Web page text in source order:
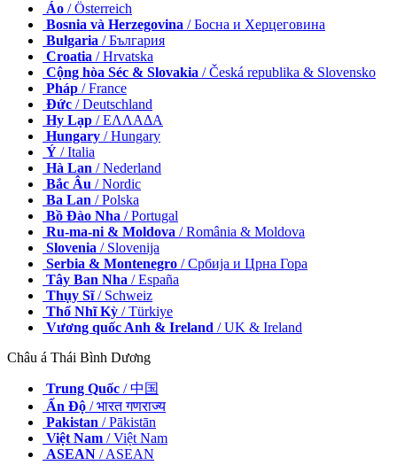
Áo / Österreich
Bosnia và Herzegovina / Босна и Херцеговина
Bulgaria / България
Croatia / Hrvatska
Cộng hòa Séc & Slovakia / Česká republika & Slovensko
Pháp / France
Đức / Deutschland
Hy Lạp / ΕΛΛΑΔΑ
Hungary / Hungary
Ý / Italia
Hà Lan / Nederland
Bắc Âu / Nordic
Ba Lan / Polska
Bồ Đào Nha / Portugal
Ru-ma-ni & Moldova / România & Moldova
Slovenia / Slovenija
Serbia & Montenegro / Србија и Црна Гора
Tây Ban Nha / España
Thụy Sĩ/ Schweiz
Thổ Nhĩ Kỳ / Türkiye
Vương quốc Anh & Ireland / UK & Ireland
Châu á Thái Bình Dương
Trung Quốc / 中国
Ấn Độ / भारत गणराज्य
Pakistan / Pākistān
Việt Nam / Việt Nam
ASEAN / ASEAN